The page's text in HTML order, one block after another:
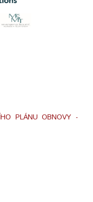
PLÁNU OBNOVY -